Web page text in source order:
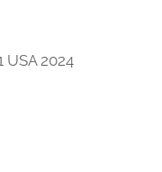
2024